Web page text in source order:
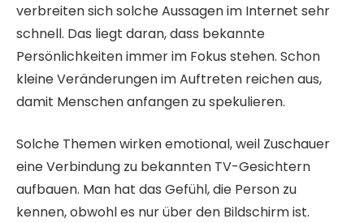
verbreiten sich solche Aussagen im Internet sehr
schnell. Das liegt daran, dass bekannte
Persönlichkeiten immer im Fokus stehen. Schon
kleine Veränderungen im Auftreten reichen aus,
damit Menschen anfangen zu spekulieren.
Solche Themen wirken emotional, weil Zuschauer
eine Verbindung zu bekannten TV-Gesichtern
aufbauen. Man hat das Gefühl, die Person zu
kennen, obwohl es nur über den Bildschirm ist.